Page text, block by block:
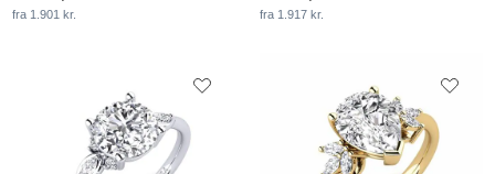
fra 1.901 kr. fra 1.917 kr.